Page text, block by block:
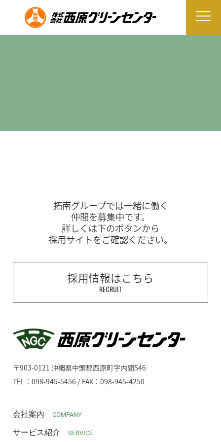
拓南グループでは一緒に働く
仲間を募集中です。
詳しくは下のボタンから
採用サイトをご確認ください。
採用情報はこちら
RECRUIT
〒903-0121 沖縄県中頭郡西原町字内間546
TEL：098-945-5456 / FAX：098-945-4250
会社案内 COMPANY
サービス紹介 SERVICE